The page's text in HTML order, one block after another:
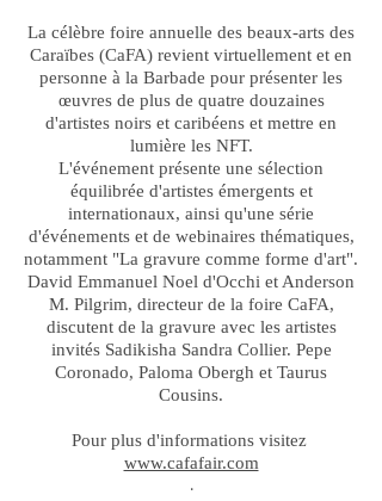
La célèbre foire annuelle des beaux-arts des
Caraïbes (CaFA) revient virtuellement et en
personne à la Barbade pour présenter les
œuvres de plus de quatre douzaines
d'artistes noirs et caribéens et mettre en
lumière les NFT.
L'événement présente une sélection
équilibrée d'artistes émergents et
internationaux, ainsi qu'une série
d'événements et de webinaires thématiques,
notamment "La gravure comme forme d'art".
David Emmanuel Noel d'Occhi et Anderson
M. Pilgrim, directeur de la foire CaFA,
discutent de la gravure avec les artistes
invités Sadikisha Sandra Collier. Pepe
Coronado, Paloma Obergh et Taurus
Cousins.
Pour plus d'informations visitez
www.cafafair.com
.